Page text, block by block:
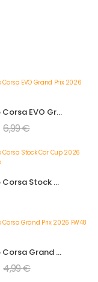
Assetto Corsa EVO Grand Prix 2026 W17 Mod
6,99€
Assetto Corsa Stock Car Cup 2026 Mod Demo
Assetto Corsa Grand Prix 2026 FW48 Mod
4,99€